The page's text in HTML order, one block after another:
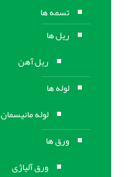
تسمه ها
ریل ها
ریل آهن
لوله ها
لوله مانیسمان
ورق ها
ورق آلیاژی